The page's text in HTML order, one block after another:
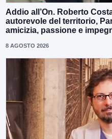
Addio all’On. Roberto
autorevole del territorio,
amicizia, passione e
8 AGOSTO 2026